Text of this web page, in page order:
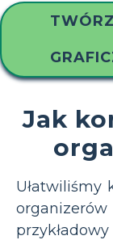
Jak
Ułatwiliśmy